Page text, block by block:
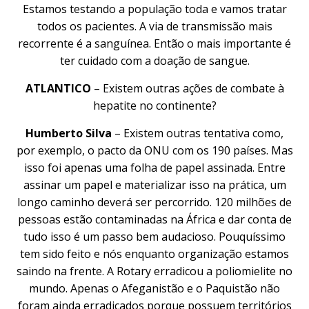
Estamos testando a população toda e vamos tratar
todos os pacientes. A via de transmissão mais
recorrente é a sanguínea. Então o mais importante é
ter cuidado com a doação de sangue.
ATLANTICO – Existem outras ações de combate à
hepatite no continente?
Humberto Silva – Existem outras tentativa como,
por exemplo, o pacto da ONU com os 190 países. Mas
isso foi apenas uma folha de papel assinada. Entre
assinar um papel e materializar isso na prática, um
longo caminho deverá ser percorrido. 120 milhões de
pessoas estão contaminadas na África e dar conta de
tudo isso é um passo bem audacioso. Pouquíssimo
tem sido feito e nós enquanto organização estamos
saindo na frente. A Rotary erradicou a poliomielite no
mundo. Apenas o Afeganistão e o Paquistão não
foram ainda erradicados porque possuem territórios